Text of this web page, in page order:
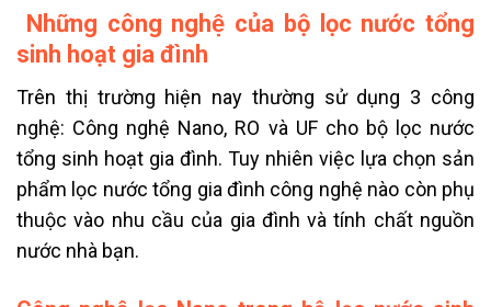
Những công nghệ của bộ lọc nước tổng
sinh hoạt gia đình
Trên thị trường hiện nay thường sử dụng 3 công
nghệ: Công nghệ Nano, RO và UF cho bộ lọc nước
tổng sinh hoạt gia đình. Tuy nhiên việc lựa chọn sản
phẩm lọc nước tổng gia đình công nghệ nào còn phụ
thuộc vào nhu cầu của gia đình và tính chất nguồn
nước nhà bạn.